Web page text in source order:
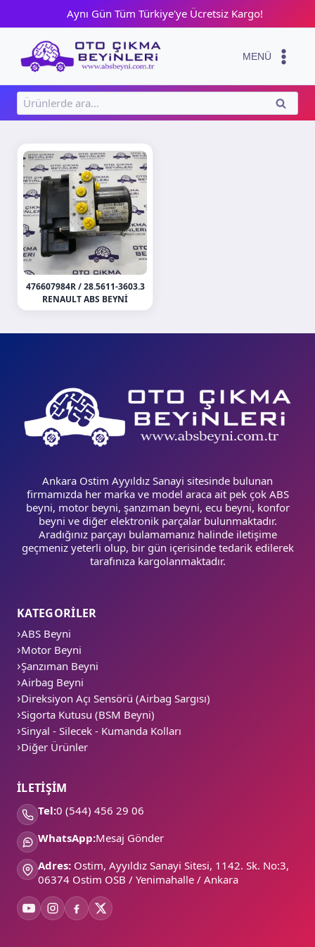
content
Aynı Gün Tüm Türkiye'ye Ücretsiz Kargo!
MENÜ
Ara:
ARA
476607984R / 28.5611-3603.3
RENAULT ABS BEYNI
Ankara Ostim Ayyıldız Sanayi sitesinde bulunan
firmamızda her marka ve model araca ait pek çok ABS
beyni, motor beyni, şanzıman beyni, ecu beyni, konfor
beyni ve diğer elektronik parçalar bulunmaktadır.
Aradığınız parçayı bulamamanız halinde iletişime
geçmeniz yeterli olup, bir gün içerisinde tedarik edilerek
tarafınıza kargolanmaktadır.
KATEGORİLER
ABS Beyni
Motor Beyni
Şanzıman Beyni
Airbag Beyni
Direksiyon Açı Sensörü (Airbag Sargısı)
Sigorta Kutusu (BSM Beyni)
Sinyal - Silecek - Kumanda Kolları
Diğer Ürünler
İLETİŞİM
Tel:0 (544) 456 29 06
WhatsApp:Mesaj Gönder
Adres: Ostim, Ayyıldız Sanayi Sitesi, 1142. Sk. No:3,
06374 Ostim OSB / Yenimahalle / Ankara